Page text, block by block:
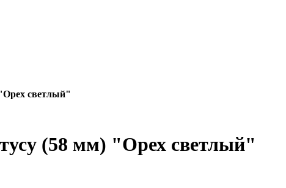
светлый"
(58 мм) "Орех светлый"